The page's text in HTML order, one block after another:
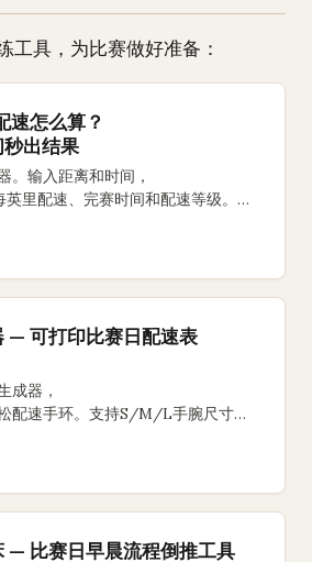
工具，为比赛做好准备：
速怎么算？
出结果
。输入距离和时间，
里配速、完赛时间和配速等级。
— 可打印比赛日配速表
成器，
配速手环。支持S/M/L手腕尺寸、
佩戴比赛。
— 比赛日早晨流程倒推工具